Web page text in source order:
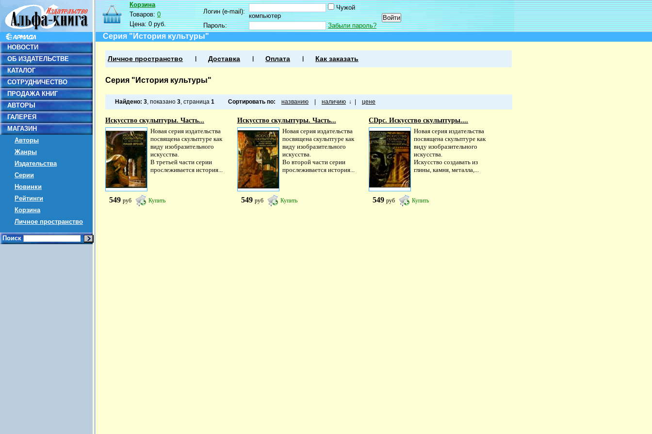
НОВОСТИ
ОБ ИЗДАТЕЛЬСТВЕ
КАТАЛОГ
СОТРУДНИЧЕСТВО
ПРОДАЖА КНИГ
АВТОРЫ
ГАЛЕРЕЯ
МАГАЗИН
Авторы
Жанры
Издательства
Серии
Новинки
Рейтинги
Корзина
Личное пространство
Поиск
Корзина
Товаров:0
Цена:0 руб.
Логин (e-mail):
Чужой
компьютер
Пароль:
Забыли пароль?
Серия "История культуры"
Личное пространство Доставка Оплата Как заказать
Серия "История культуры"
Найдено: 3, показано 3, страница 1 Сортировать по: названию наличию ↓ цене
Искусство скульптуры. Часть...
Новая серия издательства
посвящена скульптуре как
виду изобразительного
искусства.
В третьей части серии
прослеживается история...
549 руб Купить
Искусство скульптуры. Часть...
Новая серия издательства
посвящена скульптуре как
виду изобразительного
искусства.
Во второй части серии
прослеживается история...
549 руб Купить
CDpc. Искусство скульптуры....
Новая серия издательства
посвящена скульптуре как
виду изобразительного
искусства.
Искусство создавать из
глины, камня, металла,...
549руб Купить